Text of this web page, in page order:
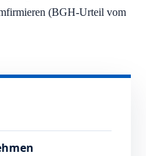
(BGH-Urteil vom